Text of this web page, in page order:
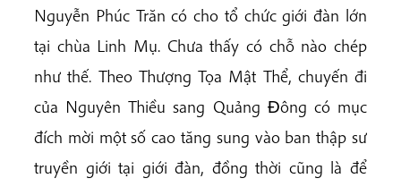
Nguyễn Phúc Trăn có cho tổ chức giới đàn lớn
tại chùa Linh Mụ. Chưa thấy có chỗ nào chép
như thế. Theo Thượng Tọa Mật Thể, chuyến đi
của Nguyên Thiều sang Quảng Ðông có mục
đích mời một số cao tăng sung vào ban thập sư
truyền giới tại giới đàn, đồng thời cũng là để